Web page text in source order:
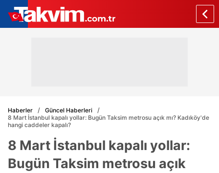
Haberler
Güncel Haberleri
8 Mart İstanbul kapalı yollar: Bugün Taksim metrosu açık mı? Kadıköy'de
hangi caddeler kapalı?
8 Mart İstanbul kapalı yollar:
Bugün Taksim metrosu açık